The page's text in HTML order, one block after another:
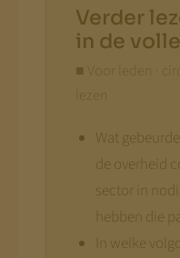
Verder
in de
■ Voor leden ·
lezen
Wat
de overheid
sector in
hebben die
In welke